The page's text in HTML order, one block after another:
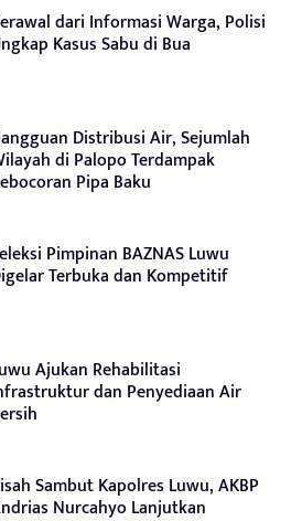
dari Informasi Warga, Polisi
Kasus Sabu di Bua
Distribusi Air, Sejumlah
di Palopo Terdampak
Pipa Baku
Pimpinan BAZNAS Luwu
Terbuka dan Kompetitif
Ajukan Rehabilitasi
dan Penyediaan Air
Sambut Kapolres Luwu, AKBP
Nurcahyo Lanjutkan